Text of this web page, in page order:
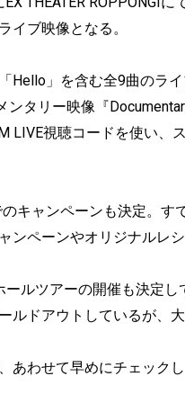
イブ映像となる。
Hello」を含む全9曲のラ
ンタリー映像『
LIVE視聴コードを使い
キャンペーンも決定。
ンペーンやオリジナルレ
ルツアーの開催も決定
ルドアウトしているが、
あわせて早めにチェックし